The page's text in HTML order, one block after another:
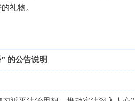
礼物。
的公告说明